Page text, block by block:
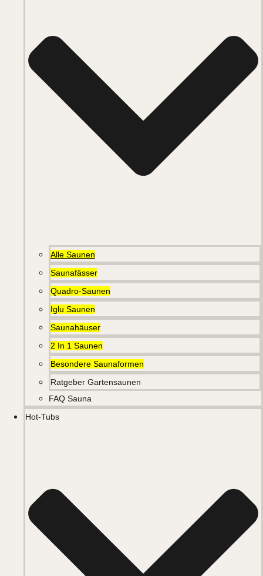
Alle Saunen
Saunafässer
Quadro-Saunen
Iglu Saunen
Saunahäuser
2 In 1 Saunen
Besondere Saunaformen
Ratgeber Gartensaunen
FAQ Sauna
Hot-Tubs